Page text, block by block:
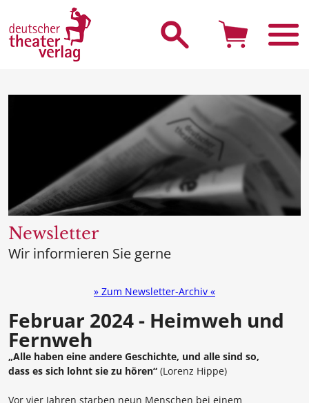
Newsletter
Wir informieren Sie gerne
» Zum Newsletter-Archiv «
Februar 2024 - Heimweh und
Fernweh
„Alle haben eine andere Geschichte, und alle sind so,
dass es sich lohnt sie zu hören“ (Lorenz Hippe)
Vor vier Jahren starben neun Menschen bei einem